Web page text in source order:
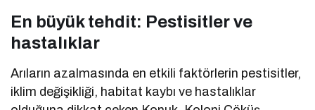
En büyük tehdit: Pestisitler ve
hastalıklar
Arıların azalmasında en etkili faktörlerin pestisitler,
iklim değişikliği, habitat kaybı ve hastalıklar